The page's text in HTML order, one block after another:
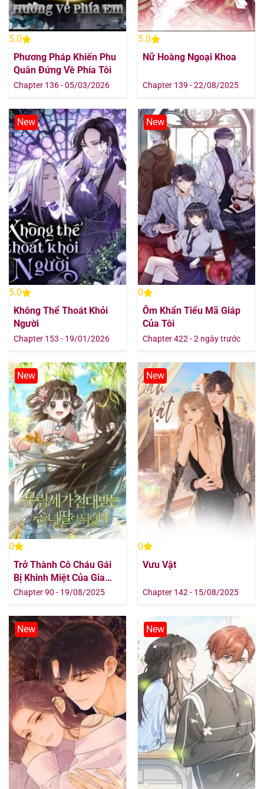
5.0
Phương Pháp Khiến Phu
Quân Đứng Về Phía Tôi
Chapter 136 - 05/03/2026
5.0
Nữ Hoàng Ngoại Khoa
Chapter 139 - 22/08/2025
New
5.0
Không Thể Thoát Khỏi
Người
Chapter 153 - 19/01/2026
New
0
Ôm Khẩn Tiểu Mã Giáp
Của Tôi
Chapter 422 - 2 ngày trước
New
0
Trở Thành Cô Cháu Gái
Bị Khinh Miệt Của Gia
Tộc Võ Lâm
Chapter 90 - 19/08/2025
New
0
Vưu Vật
Chapter 142 - 15/08/2025
New New